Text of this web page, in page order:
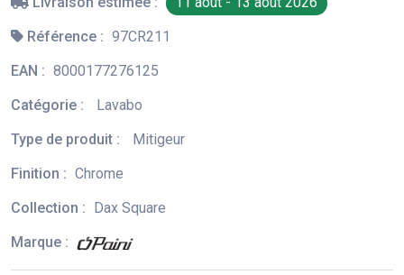
Référence : 97CR211
EAN : 8000177276125
Catégorie :
Lavabo
Type de produit :
Mitigeur
Finition : Chrome
Collection :
Dax Square
Marque :